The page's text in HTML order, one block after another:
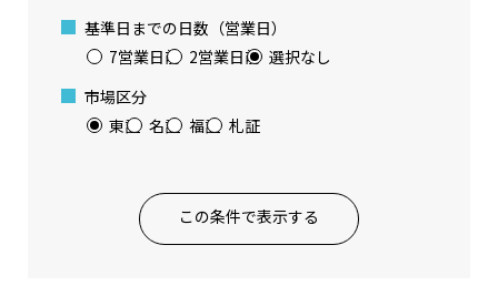
基準日までの日数（営業日）
7営業日前 2営業日前 選択なし
市場区分
東証 名証 福証 札証
この条件で表示する